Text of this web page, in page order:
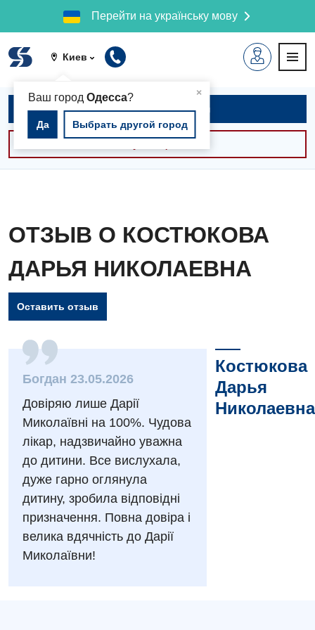
Перейти на українську мову
Киев
×
Ваш город Одесса?
Да Выбрать другой город
Вакансии
Мероприятия БПР
Интернатура
Энциклопедия
Отзывы
Видео
Диагностическое отделение
Инструментальная диагностика
Рентгенография
УЗИ
Эндоскопическое отделение
Для взрослых
Декларирование
Записаться на приём
ОТЗЫВ О КОСТЮКОВА
ДАРЬЯ НИКОЛАЕВНА
Оставить отзыв
Богдан 23.05.2026
Довіряю лише Дарії
Миколаївні на 100%. Чудова
лікар, надзвичайно уважна
до дитини. Все вислухала,
дуже гарно оглянула
дитину, зробила відповідні
призначення. Повна довіра і
велика вдячність до Дарії
Миколаївни!
Костюкова
Дарья
Николаевна